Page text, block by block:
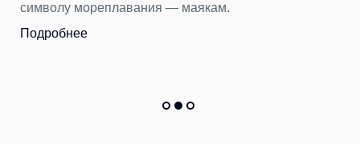
символу мореплавания — маякам.
Подробнее